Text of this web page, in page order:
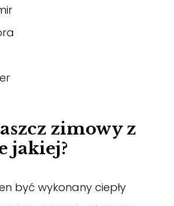
zimowy z
jakiej?
być wykonany ciepły